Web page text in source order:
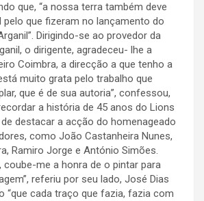
que, “a nossa terra também deve
que fizeram no lançamento do
Dirigindo-se ao provedor da
o dirigente, agradeceu- lhe a
Coimbra, a direcção a que tenho a
muito grata pelo trabalho que
que é de sua autoria”, confessou,
a história de 45 anos do Lions
destacar a acção do homenageado
como João Castanheira Nunes,
Ramiro Jorge e António Simões.
coube-me a honra de o pintar para
referiu por seu lado, José Dias
“que cada traço que fazia, fazia com